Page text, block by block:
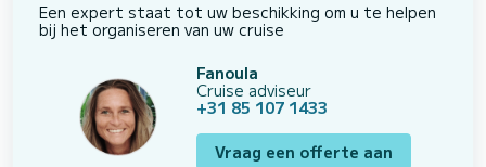
Een expert staat tot uw beschikking om u te helpen
bij het organiseren van uw cruise
Fanoula
Cruise adviseur
+31 85 107 1433
Vraag een offerte aan